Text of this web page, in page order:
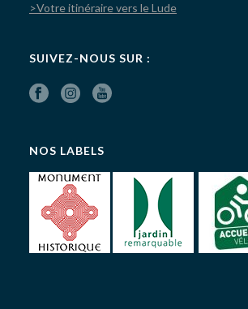
>Votre itinéraire vers le Lude
SUIVEZ-NOUS SUR :
NOS LABELS